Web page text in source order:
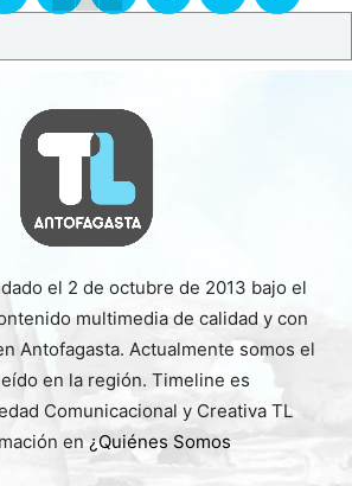
el 2 de octubre de 2013 bajo el
multimedia de calidad y con
Antofagasta. Actualmente somos el
en la región. Timeline es
Comunicacional y Creativa TL
en ¿Quiénes Somos